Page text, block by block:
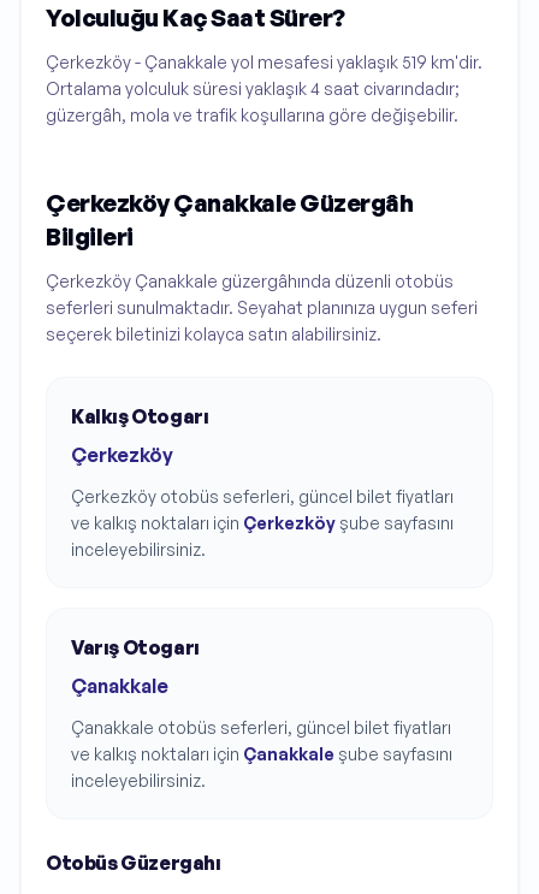
Yolculuğu Kaç Saat Sürer?
Çerkezköy - Çanakkale yol mesafesi yaklaşık 519 km'dir.
Ortalama yolculuk süresi yaklaşık 4 saat civarındadır;
güzergâh, mola ve trafik koşullarına göre değişebilir.
Çerkezköy Çanakkale Güzergâh
Bilgileri
Çerkezköy Çanakkale güzergâhında düzenli otobüs
seferleri sunulmaktadır. Seyahat planınıza uygun seferi
seçerek biletinizi kolayca satın alabilirsiniz.
Kalkış Otogarı
Çerkezköy
Çerkezköy otobüs seferleri, güncel bilet fiyatları
ve kalkış noktaları için Çerkezköyşube sayfasını
inceleyebilirsiniz.
Varış Otogarı
Çanakkale
Çanakkale otobüs seferleri, güncel bilet fiyatları
ve kalkış noktaları için Çanakkale şube sayfasını
inceleyebilirsiniz.
Otobüs Güzergahı